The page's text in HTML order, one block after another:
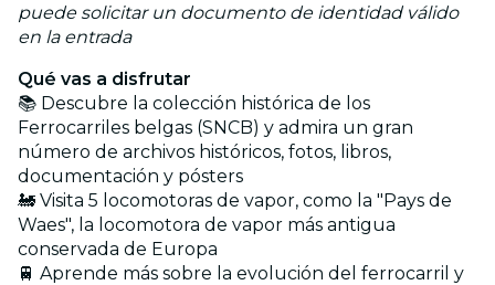
puede solicitar un documento de identidad válido
en la entrada
Qué vas a disfrutar
📚 Descubre la colección histórica de los
Ferrocarriles belgas (SNCB) y admira un gran
número de archivos históricos, fotos, libros,
documentación y pósters
🚂 Visita 5 locomotoras de vapor, como la "Pays de
Waes", la locomotora de vapor más antigua
conservada de Europa
🚆 Aprende más sobre la evolución del ferrocarril y